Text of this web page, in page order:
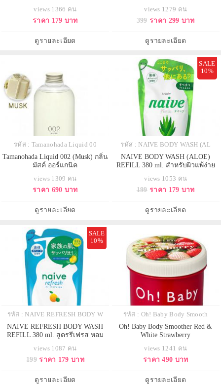
views 1366 คน
ราคา 179 บาท
ดูรายละเอียด
ติ้ง พาวเดอร์)
views 1279 คน
399 ราคา 299 บาท
ดูรายละเอียด
รหัส : Tamanohada Liquid 00
Tamanohada Liquid 002 (Musk) กลิ่น
มัสค์ ออร์แกนิค
views 1309 คน
ราคา 690 บาท
ดูรายละเอียด
SALE
10%
รหัส : NAIVE BODY WASH (AL
NAIVE BODY WASH (ALOE)
REFILL 380 ml. สำหรับผิวแพ้ง่าย
views 1053 คน
199 ราคา 179 บาท
ดูรายละเอียด
SALE
10%
รหัส : NAIVE REFRESH BODY W
NAIVE REFRESH BODY WASH
REFILL 380 ml. สูตรรีเฟรส หอม
views 1087 คน
199 ราคา 179 บาท
ดูรายละเอียด
รหัส : Oh! Baby Body Smooth
Oh! Baby Body Smoother Red &
White Strawberry
views 1241 คน
ราคา 490 บาท
ดูรายละเอียด